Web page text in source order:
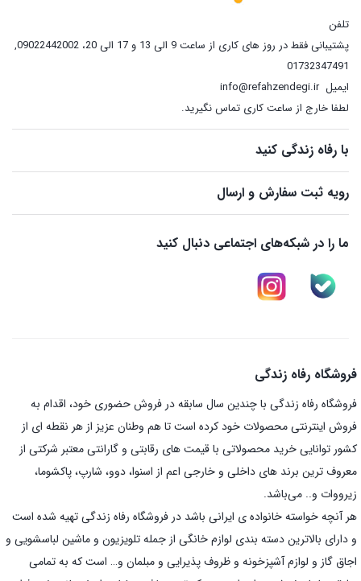
تلفن
پشتیبانی فقط در روز های کاری از ساعت 9 الی 13 و 17 الی 20، 09022442002
,
01732347491
ایمیلinfo@refahzendegi.ir
لطفا خارج از ساعت کاری تماس نگیرید.
با رفاه زندگی کنید
رویه ثبت سفارش و ارسال
ما را در شبکه‌های اجتماعی دنبال کنید
فروشگاه رفاه زندگی
فروشگاه رفاه زندگی با چندین سال سابقه در فروش حضوری خود، اقدام به
فروش اینترنتی محصولات خود کرده است تا هم وطنان عزیز از هر نقطه ای از
کشور توانایی خرید محصولاتی با قیمت های رقابتی و گارانتی معتبر شرکتی از
معروف ترین برند های داخلی و خارجی اعم از اسنوا، دوو، شارپ، پاکشوما،
زیرووات و.. می‌باشد.
هر آنچه خواسته خانواده ی ایرانی باشد در فروشگاه رفاه زندگی تهیه شده است
و دارای بالاترین دسته بندی لوازم خانگی از جمله تلویزیون و ماشین لباسشویی و
اجاق گاز و لوازم آشپزخونه و ظروف پذیرایی و مبلمان و… است که به تمامی